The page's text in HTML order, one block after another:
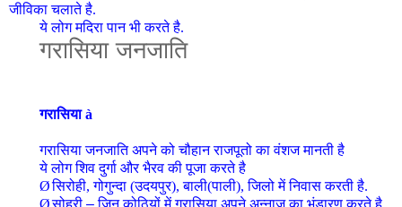
जीविका चलाते है.
ये लोग मदिरा पान भी करते है.
गरासियाजनजाति
गरासियाà
गरासियाजनजातिअपने को चौहान राजपूतो का वंशज मानती है
ये लोग शिव दुर्गा और भैरव की पूजा करते है
Øसिरोही, गोगुन्दा (उदयपुर), बाली(पाली), जिलो में निवास करती है.
Øसोहरी –जिन कोठियों में गरासिया अपने अन्नाज का भंडारण करते है.